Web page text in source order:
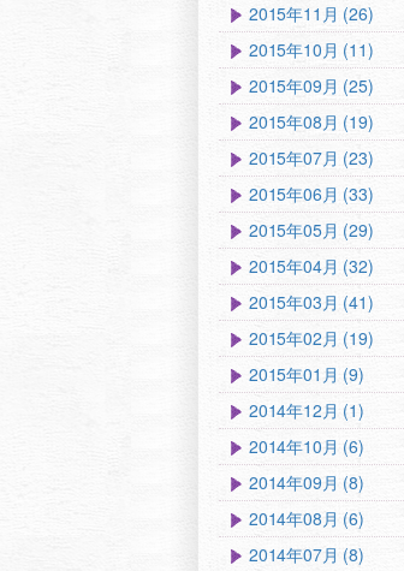
2015年11月 (26)
2015年10月 (11)
2015年09月 (25)
2015年08月 (19)
2015年07月 (23)
2015年06月 (33)
2015年05月 (29)
2015年04月 (32)
2015年03月 (41)
2015年02月 (19)
2015年01月 (9)
2014年12月 (1)
2014年10月 (6)
2014年09月 (8)
2014年08月 (6)
2014年07月 (8)